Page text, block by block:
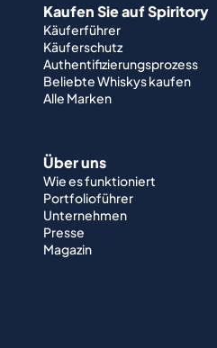
Kaufen Sie auf Spiritory
Käuferführer
Käuferschutz
Authentifizierungsprozess
Beliebte Whiskys kaufen
Alle Marken
Über uns
Wie es funktioniert
Portfolioführer
Unternehmen
Presse
Magazin